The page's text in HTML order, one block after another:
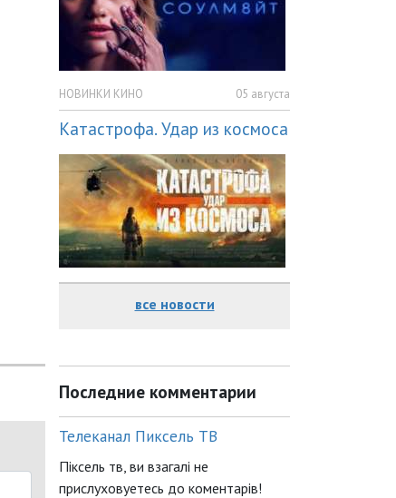
НОВИНКИ КИНО 05 августа
Катастрофа. Удар из космоса
все новости
Последние комментарии
Телеканал Пиксель ТВ
Піксель тв, ви взагалі не
прислуховуетесь до коментарів!